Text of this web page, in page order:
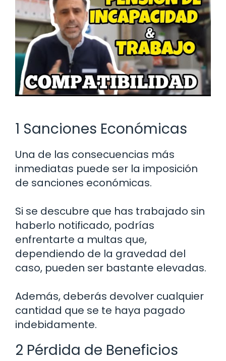
1 Sanciones Económicas
Una de las consecuencias más
inmediatas puede ser la imposición
de sanciones económicas.
Si se descubre que has trabajado sin
haberlo notificado, podrías
enfrentarte a multas que,
dependiendo de la gravedad del
caso, pueden ser bastante elevadas.
Además, deberás devolver cualquier
cantidad que se te haya pagado
indebidamente.
2 Pérdida de Beneficios